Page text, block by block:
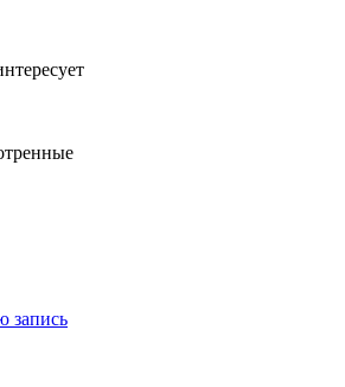
запись